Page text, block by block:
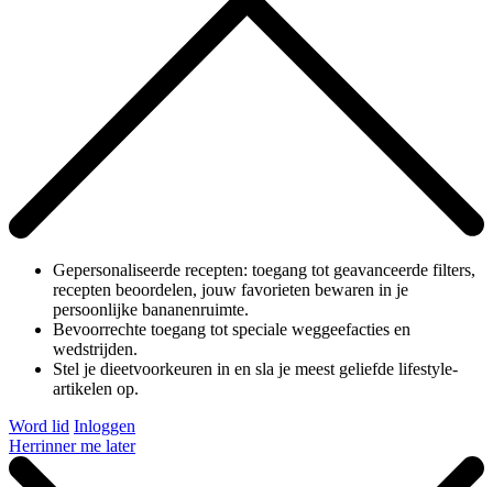
Gepersonaliseerde recepten: toegang tot geavanceerde filters,
recepten beoordelen, jouw favorieten bewaren in je
persoonlijke bananenruimte.
Bevoorrechte toegang tot speciale weggeefacties en
wedstrijden.
Stel je dieetvoorkeuren in en sla je meest geliefde lifestyle-
artikelen op.
Word lid Inloggen
Herrinner me later